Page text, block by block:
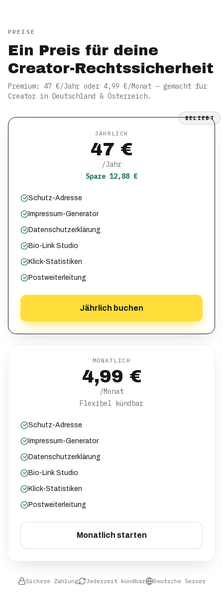
PREISE
Ein Preis für deine
Creator-Rechtssicherheit
Premium: 47 €/Jahr oder 4,99 €/Monat – gemacht für
Creator in Deutschland & Österreich.
BELIEBT
JÄHRLICH
47 €
/Jahr
Spare 12,88 €
Schutz-Adresse
Impressum-Generator
Datenschutzerklärung
Bio-Link Studio
Klick-Statistiken
Postweiterleitung
Jährlich buchen
MONATLICH
4,99 €
/Monat
Flexibel kündbar
Schutz-Adresse
Impressum-Generator
Datenschutzerklärung
Bio-Link Studio
Klick-Statistiken
Postweiterleitung
Monatlich starten
Sichere Zahlung Jederzeit kündbar Deutsche Server